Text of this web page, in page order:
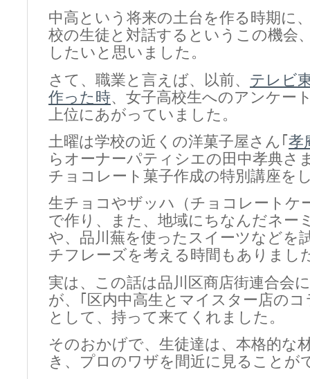
中高という将来の土台を作る時期に
校の生徒と対話するというこの機会
したいと思いました。
さて、職業と言えば、以前、 テレビ
作った時、女子高校生へのアンケー
上位にあがっていました。
土曜は学校の近くの洋菓子屋さん｢ 孝
らオーナーパティシエの田中孝典さ
チョコレート菓子作成の特別講座を
生チョコやザッハ（チョコレートケ
で作り、また、地域にちなんだネー
や、品川蕪を使ったスイーツなどを
チフレーズを考える時間もありまし
実は、この話は品川区商店街連合会
が、｢区内中高生とマイスター店の
として、持って来てくれました。
そのおかげで、生徒達は、本格的な
き、プロのワザを間近に見ることが